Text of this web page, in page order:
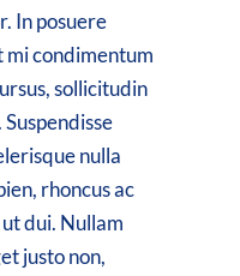
In posuere
condimentum
sollicitudin
nulla
rhoncus ac
dui. Nullam
justo non,